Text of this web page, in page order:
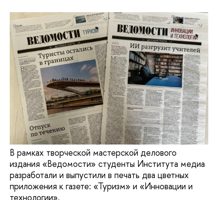
В рамках творческой мастерской делового
издания «Ведомости» студенты Института медиа
разработали и выпустили в печать два цветных
приложения к газете: «Туризм» и «Инновации и
технологии».